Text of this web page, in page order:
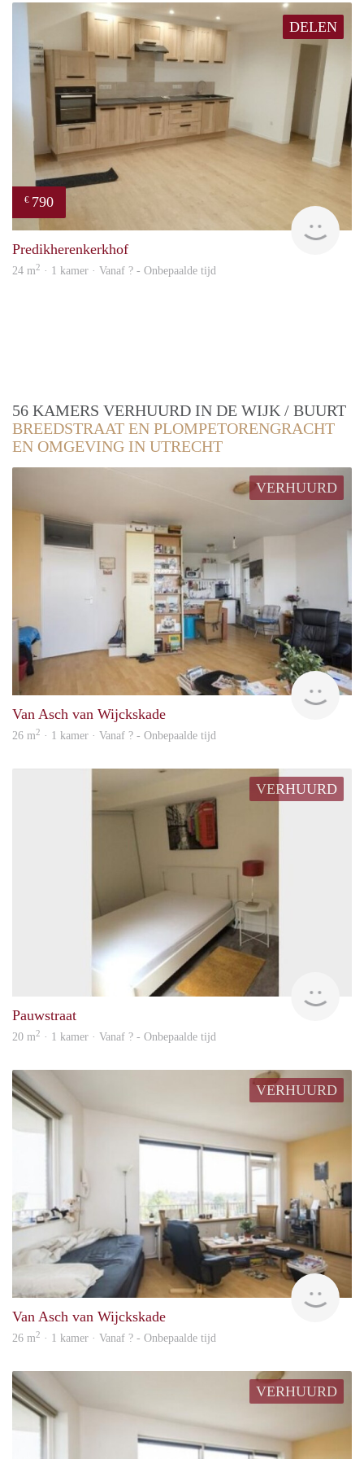
DELEN
€ 790
Predikherenkerkhof
24 m2 · 1 kamer · Vanaf ? - Onbepaalde tijd
56 KAMERS VERHUURD IN DE WIJK / BUURT
BREEDSTRAAT EN PLOMPETORENGRACHT
EN OMGEVING IN UTRECHT
VERHUURD
rent
Van Asch van Wijckskade
26 m2 · 1 kamer · Vanaf ? - Onbepaalde tijd
VERHUURD
Pauwstraat
20 m2 · 1 kamer · Vanaf ? - Onbepaalde tijd
VERHUURD
Van Asch van Wijckskade
26 m2 · 1 kamer · Vanaf ? - Onbepaalde tijd
VERHUURD